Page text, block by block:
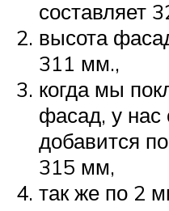
составляет
высота
311 мм.,
когда мы
фасад, у нас
добавится
315 мм,
так же по 2